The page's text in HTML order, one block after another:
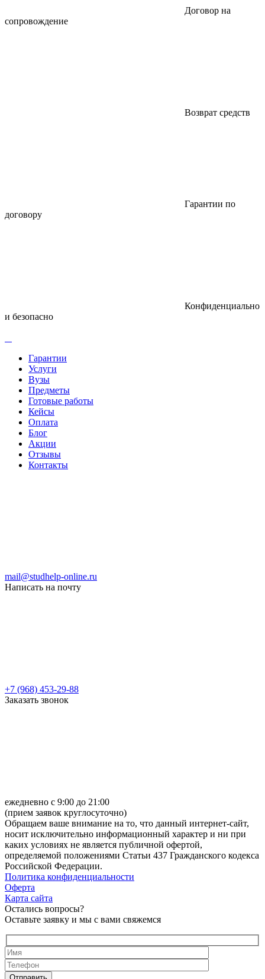
Договор на
сопровождение
Возврат средств
Гарантии по
договору
Конфиденциально
и безопасно
Гарантии
Услуги
Вузы
Предметы
Готовые работы
Кейсы
Оплата
Блог
Акции
Отзывы
Контакты
mail@studhelp-online.ru
Написать на почту
+7 (968) 453-29-88
Заказать звонок
ежедневно с 9:00 до 21:00
(прием заявок круглосуточно)
Обращаем ваше внимание на то, что данный интернет-сайт,
носит исключительно информационный характер и ни при
каких условиях не является публичной офертой,
определяемой положениями Статьи 437 Гражданского кодекса
Российской Федерации.
Политика конфиденциальности
Оферта
Карта сайта
Остались вопросы?
Оставьте заявку и мы с вами свяжемся